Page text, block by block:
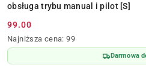
obsługa trybu manual i pilot [S]
Cena
promocyjna:
99.00
Najniższa
cena
z
Najniższa cena: 99
Darmowa